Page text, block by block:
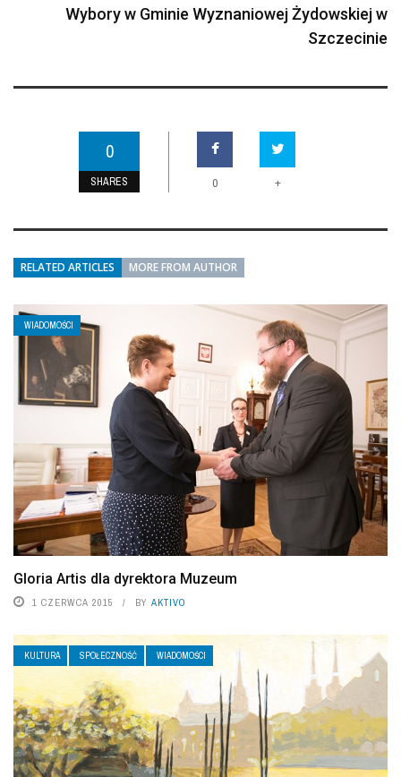
Wybory w Gminie Wyznaniowej Żydowskiej w
Szczecinie
0
SHARES 0 +
RELATED ARTICLES MORE FROM AUTHOR
WIADOMOŚCI
Gloria Artis dla dyrektora Muzeum
1 CZERWCA 2015 BY AKTIVO
KULTURA SPOŁECZNOŚĆ WIADOMOŚCI